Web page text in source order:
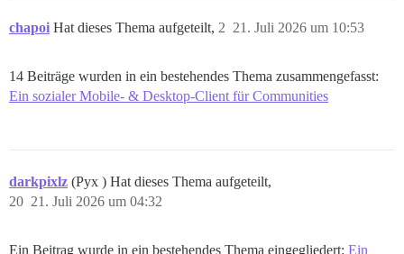
chapoi Hat dieses Thema aufgeteilt, 21. Juli 2026 um 10:53
2
14 Beiträge wurden in ein bestehendes Thema zusammengefasst:
Ein sozialer Mobile- & Desktop-Client für Communities
darkpixlz (Pyx ) Hat dieses Thema aufgeteilt,
21. Juli 2026 um 04:32
20
Ein Beitrag wurde in ein bestehendes Thema eingegliedert: Ein